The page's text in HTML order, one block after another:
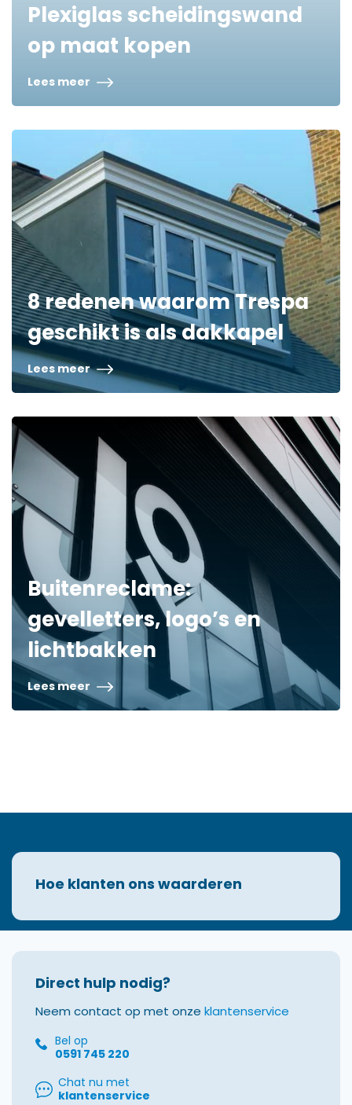
Plexiglas scheidingswand
op maat kopen
Lees meer
8 redenen waarom Trespa
geschikt is als dakkapel
Lees meer
Buitenreclame:
gevelletters, logo’s en
lichtbakken
Lees meer
Hoe klanten ons waarderen
Direct hulp nodig?
Neem contact op met onze klantenservice
Bel op
0591 745 220
Chat nu met
klantenservice